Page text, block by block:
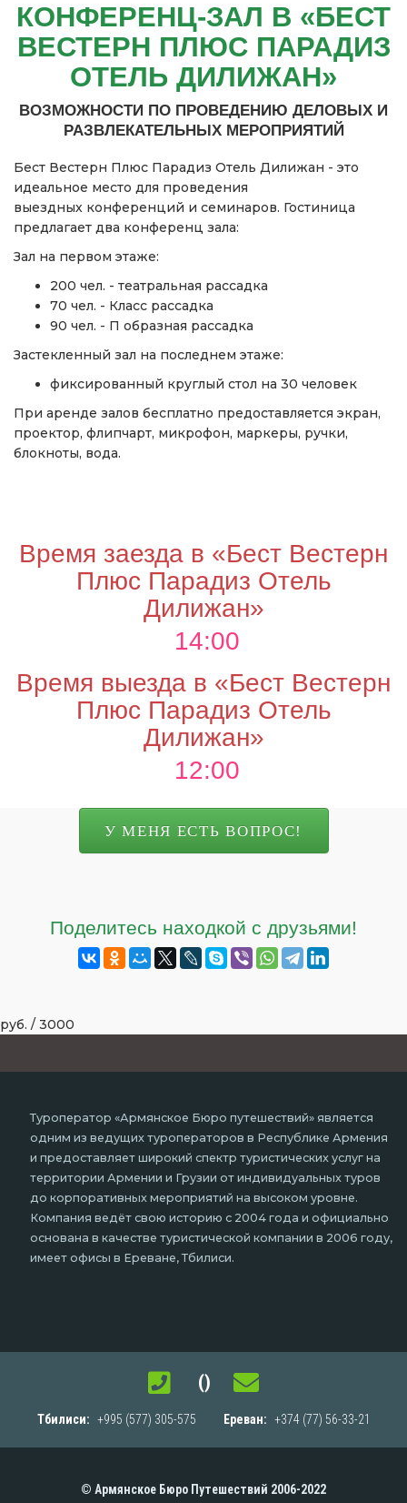
КОНФЕРЕНЦ-ЗАЛ В «БЕСТ
ВЕСТЕРН ПЛЮС ПАРАДИЗ
ОТЕЛЬ ДИЛИЖАН»
ВОЗМОЖНОСТИ ПО ПРОВЕДЕНИЮ ДЕЛОВЫХ И
РАЗВЛЕКАТЕЛЬНЫХ МЕРОПРИЯТИЙ
Бест Вестерн Плюс Парадиз Отель Дилижан - это
идеальное место для проведения
выездных конференций и семинаров. Гостиница
предлагает два конференц зала:
Зал на первом этаже:
200 чел. - театральная рассадка
70 чел. - Класс рассадка
90 чел. - П образная рассадка
Застекленный зал на последнем этаже:
фиксированный круглый стол на 30 человек
При аренде залов бесплатно предоставляется экран,
проектор, флипчарт, микрофон, маркеры, ручки,
блокноты, вода.
Время заезда в «Бест Вестерн
Плюс Парадиз Отель
Дилижан»
14:00
Время выезда в «Бест Вестерн
Плюс Парадиз Отель
Дилижан»
12:00
У МЕНЯ ЕСТЬ ВОПРОС!
Поделитесь находкой с друзьями!
руб. / 3000
Туроператор «Армянское Бюро путешествий» является
одним из ведущих туроператоров в Республике Армения
и предоставляет широкий спектр туристических услуг на
территории Армении и Грузии от индивидуальных туров
до корпоративных мероприятий на высоком уровне.
Компания ведёт свою историю с 2004 года и официально
основана в качестве туристической компании в 2006 году,
имеет офисы в Ереване, Тбилиси.
()
Тбилиси: +995 (577) 305-575 Ереван: +374 (77) 56-33-21
© Армянское Бюро Путешествий 2006-2022